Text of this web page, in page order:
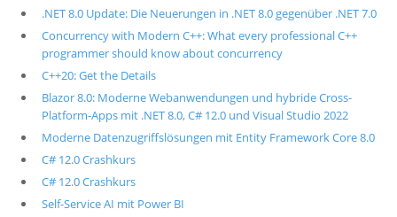
.NET 8.0 Update: Die Neuerungen in .NET 8.0 gegenüber .NET 7.0
Concurrency with Modern C++: What every professional C++
programmer should know about concurrency
C++20: Get the Details
Blazor 8.0: Moderne Webanwendungen und hybride Cross-
Platform-Apps mit .NET 8.0, C# 12.0 und Visual Studio 2022
Moderne Datenzugriffslösungen mit Entity Framework Core 8.0
C# 12.0 Crashkurs
C# 12.0 Crashkurs
Self-Service AI mit Power BI